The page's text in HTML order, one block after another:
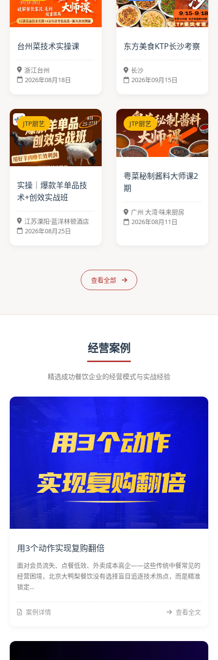
台州菜技术实操课
浙江台州
2026年08月18日
东方美食KTP长沙考察
长沙
2026年09月15日
JTP厨艺
实操｜爆款羊单品技
术+创效实战班
江苏溧阳·蓝洋林顿酒店
2026年08月25日
JTP厨艺
粤菜秘制酱料大师课2
期
广州 大湾·味来厨房
2026年08月11日
查看全部
经营案例
精选成功餐饮企业的经营模式与实战经验
用3个动作实现复购翻倍
面对会员流失、点餐低效、外卖成本高企——这些传统中餐常见的
经营困境，北京大鸭梨餐饮没有选择盲目追逐技术热点，而是精准
锁定...
案例详情 查看全文